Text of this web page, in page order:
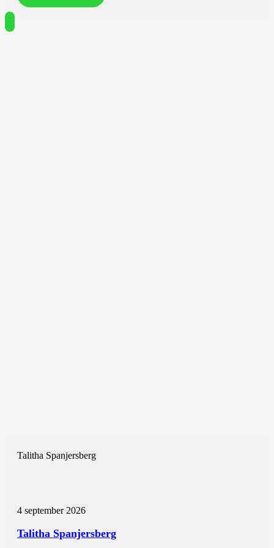
Talitha Spanjersberg
4 september 2026
Talitha Spanjersberg